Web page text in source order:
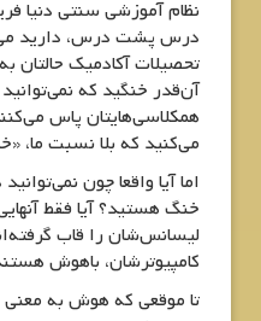
نظام آموزشی سنتی دنیا
درس پشت درس، دارید
تحصیلات آکادمیک
آن‌قدر خنگید که
همکلاسی‌هایتان پاس
می‌کنید که بلا نسبت ما،
اما آیا واقعا چون
خنگ هستید؟ آیا فقط
لیسانس‌شان را قاب
کامپیوترشان، باهوش
تا موقعی که هوش به معنی